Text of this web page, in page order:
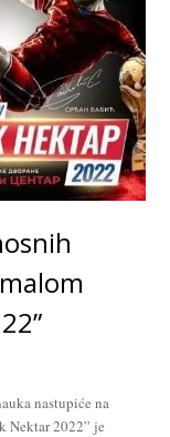
nastupiće na
Nektar 2022” je